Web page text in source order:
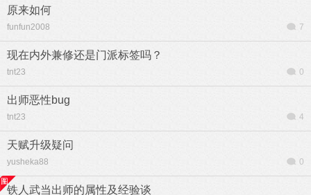
原来如何
funfun2008 7
现在内外兼修还是门派标签吗？
tnt23 0
出师恶性bug
tnt23 4
天赋升级疑问
yusheka88 0
铁人武当出师的属性及经验谈